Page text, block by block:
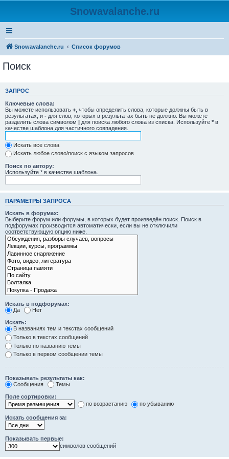
Snowavalanche.ru
Snowavalanche.ru Список форумов
Поиск
ЗАПРОС
Ключевые слова:
Вы можете использовать + , чтобы определить слова, которые должны быть в
результатах, и - для слов, которых в результатах быть не должно. Вы можете
разделить слова символом | для поиска любого слова из списка. Используйте * в
качестве шаблона для частичного совпадения.
Искать все слова
Искать любое слово/поиск с языком запросов
Поиск по автору:
Используйте * в качестве шаблона.
ПАРАМЕТРЫ ЗАПРОСА
Искать в форумах:
Выберите форум или форумы, в которых будет произведён поиск. Поиск в
подфорумах производится автоматически, если вы не отключили
соответствующую опцию ниже.
Искать в подфорумах:
Да
Нет
Искать:
В названиях тем и текстах сообщений
Только в текстах сообщений
Только по названию темы
Только в первом сообщении темы
Показывать результаты как:
Сообщения
Темы
Поле сортировки:
по возрастанию
по убыванию
Искать сообщения за:
Показывать первые:
символов сообщений